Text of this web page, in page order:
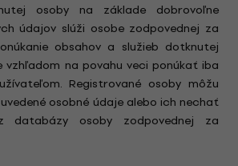
osoby na základe dobrovoľne
údajov slúži osobe zodpovednej za
obsahov a služieb dotknutej
vzhľadom na povahu veci ponúkať iba
Registrované osoby môžu
osobné údaje alebo ich nechať
databázy osoby zodpovednej za